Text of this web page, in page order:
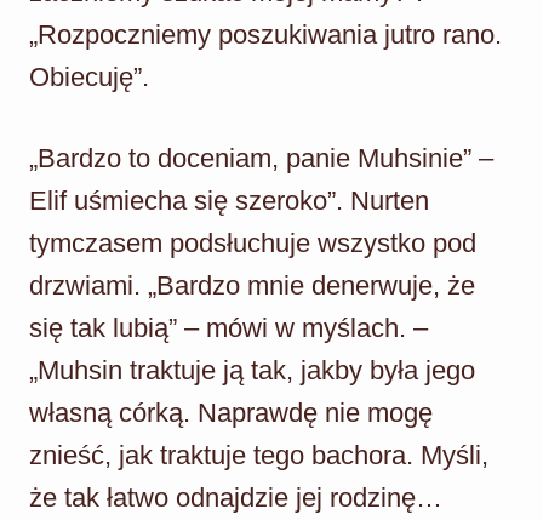
„Rozpoczniemy poszukiwania jutro rano.
Obiecuję”.
„Bardzo to doceniam, panie Muhsinie” –
Elif uśmiecha się szeroko”. Nurten
tymczasem podsłuchuje wszystko pod
drzwiami. „Bardzo mnie denerwuje, że
się tak lubią” – mówi w myślach. –
„Muhsin traktuje ją tak, jakby była jego
własną córką. Naprawdę nie mogę
znieść, jak traktuje tego bachora. Myśli,
że tak łatwo odnajdzie jej rodzinę…